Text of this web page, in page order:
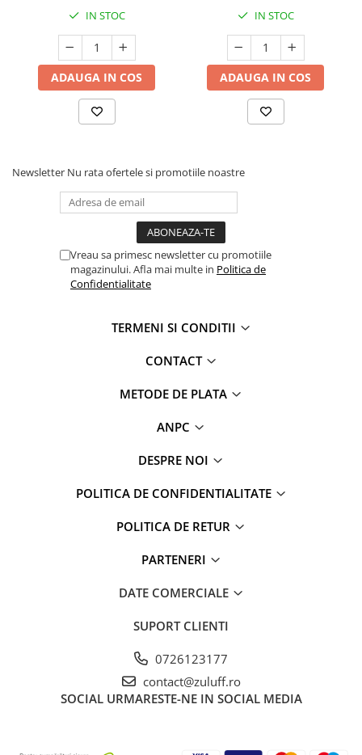
sport flip,
IN STOC
ADAUGA IN COS
IN STOC
ADAUGA IN COS
Newsletter Nu rata ofertele si promotiile noastre
Vreau sa primesc newsletter cu promotiile
magazinului. Afla mai multe in Politica de
Confidentialitate
TERMENI SI CONDITII
CONTACT
METODE DE PLATA
ANPC
DESPRE NOI
POLITICA DE CONFIDENTIALITATE
POLITICA DE RETUR
PARTENERI
DATE COMERCIALE
SUPORT CLIENTI
0726123177
contact@zuluff.ro
SOCIAL URMARESTE-NE IN SOCIAL MEDIA